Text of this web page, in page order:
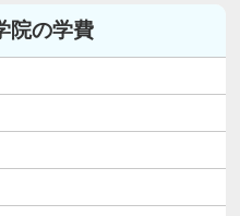
院の学費